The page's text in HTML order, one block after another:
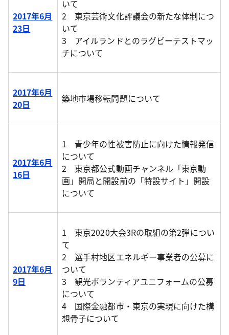
2017年6月
23日
いて
2 東京芸術文化評議会の新たな体制につ
いて
3 アイルランドとのラグビーテストマッ
チについて
2017年6月
20日
築地市場移転問題について
2017年6月
16日
1 青少年の性被害防止に向けた情報発信
について
2 東京都公式動画チャンネル「東京動
画」開局と開設前の「特設サイト」開設
について
2017年6月
9日
1 東京2020大会3Rの取組の第2弾につい
て
2 選手村地区エネルギー事業者の公募に
ついて
3 観光ボランティアユニフォームの公募
について
4 国際金融都市・東京の実現に向けた構
想骨子について